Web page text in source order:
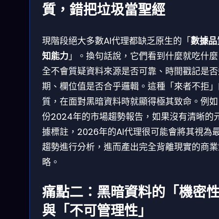
質，錯把垃圾當聖經
現階段絕大多數AI代理都缺乏原生的「數據
知能力 」。換句話說，它們看到什麼就吃什
全不會質疑資料來源是否可靠、時間戳記是
期、欄位值是否合乎邏輯。這種「來者不拒
質，在面對黑暗資料時就顯得極其致命。例
份2024年的市場趨勢報告，如果沒有清晰的
據標註，2026年的AI代理很可能會將其視為
趨勢進行分析，進而產出完全背離現實的商
略。
痛點二：黑暗資料的「機密
與「不可管理性」